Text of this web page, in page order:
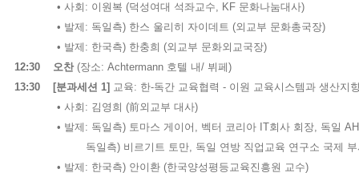
•사회 : 이원복 (덕성여대 석좌교수, KF 문화나눔대사)
• 발제 : 독일측) 한스 울리히 자이데트 (외교부 문화총국장)
• 발제 : 한국측) 한충희 (외교부 문화외교국장)
12:30 오찬 (장소: Achtermann 호텔 내/ 뷔페)
13:30
[분과세션 1] 교육: 한-독간 교육협력 - 이원 교육시스템과 생산지
•사회 : 김영희 (前외교부 대사)
• 발제 : 독일측) 토마스 게이어 , 벡터 코리아 IT회사 회장, 독일
독일측) 비르기트 토만, 독일 연방 직업교육 연구소 국제
• 발제 : 한국측) 안이환 (한국양성평등교육진흥원 교수)